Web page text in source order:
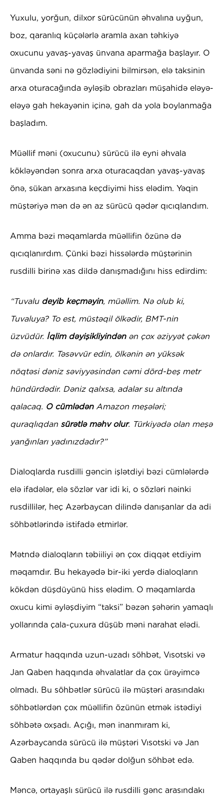
Yuxulu, yorğun, dilxor sürücünün əhvalına uyğun,
boz, qaranlıq küçələrlə aramla axan təhkiyə
oxucunu yavaş-yavaş ünvana aparmağa başlayır. O
ünvanda səni nə gözlədiyini bilmirsən, elə taksinin
arxa oturacağında əyləşib obrazları müşahidə eləyə-
eləyə gah hekayənin içinə, gah da yola boylanmağa
başladım.
Müəllif məni (oxucunu) sürücü ilə eyni əhvala
kökləyəndən sonra arxa oturacaqdan yavaş-yavaş
önə, sükan arxasına keçdiyimi hiss elədim. Yəqin
müştəriyə mən də ən az sürücü qədər qıcıqlandım.
Amma bəzi məqamlarda müəllifin özünə də
qıcıqlanırdım. Çünki bəzi hissələrdə müştərinin
rusdilli birinə xas dildə danışmadığını hiss edirdim:
“Tuvalu deyib keçməyin, müəllim. Nə olub ki,
Tuvaluya? To est, müstəqil ölkədir, BMT-nin
üzvüdür. İqlim dəyişikliyindənən çox əziyyət çəkən
də onlardır. Təsəvvür edin, ölkənin ən yüksək
nöqtəsi dəniz səviyyəsindən cəmi dörd-beş metr
hündürdədir. Dəniz qalxsa, adalar su altında
qalacaq. O cümlədənAmazon meşələri;
quraqlıqdan sürətlə məhv olur. Türkiyədə olan meşə
yanğınları yadınızdadır?”
Dialoqlarda rusdilli gəncin işlətdiyi bəzi cümlələrdə
elə ifadələr, elə sözlər var idi ki, o sözləri nəinki
rusdillilər, heç Azərbaycan dilində danışanlar da adi
söhbətlərində istifadə etmirlər.
Mətndə dialoqların təbiiliyi ən çox diqqət etdiyim
məqamdır. Bu hekayədə bir-iki yerdə dialoqların
kökdən düşdüyünü hiss elədim. O məqamlarda
oxucu kimi əyləşdiyim “taksi” bəzən şəhərin yamaqlı
yollarında çala-çuxura düşüb məni narahat elədi.
Armatur haqqında uzun-uzadı söhbət, Vısotski və
Jan Qaben haqqında əhvalatlar da çox ürəyimcə
olmadı. Bu söhbətlər sürücü ilə müştəri arasındakı
söhbətlərdən çox müəllifin özünün etmək istədiyi
söhbətə oxşadı. Açığı, mən inanmıram ki,
Azərbaycanda sürücü ilə müştəri Vısotski və Jan
Qaben haqqında bu qədər dolğun söhbət edə.
Məncə, ortayaşlı sürücü ilə rusdilli gənc arasındakı